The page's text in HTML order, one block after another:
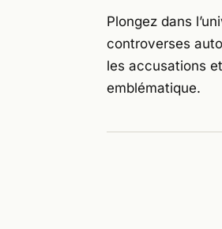
Plongez dans
controverses
les accusations
emblématique.